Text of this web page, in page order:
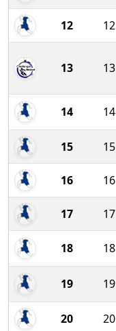
12 12
13 13
14 14
15 15
16 16
17 17
18 18
19 19
20 20